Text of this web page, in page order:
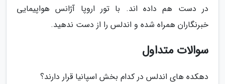
در دست هم داده اند. با تور اروپا آژانس هواپیمایی
خبرنگاران همراه شده و اندلس را از دست ندهید.
سوالات متداول
دهکده های اندلس در کدام بخش اسپانیا قرار دارند؟